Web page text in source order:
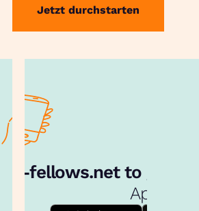
Jetzt durchstarten
e‑fellows.net to go:
App!